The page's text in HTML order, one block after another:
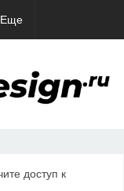
Еще
доступ к